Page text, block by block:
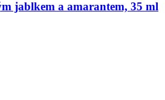
jablkem a amarantem, 35 ml